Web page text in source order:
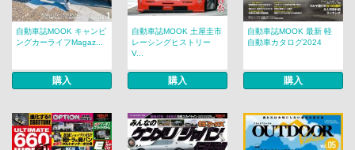
自動車誌MOOK キャンピ
ングカーライフMagaz...
購入
自動車誌MOOK 土屋圭市
レーシングヒストリー
V...
購入
自動車誌MOOK 最新 軽
自動車カタログ2024
購入